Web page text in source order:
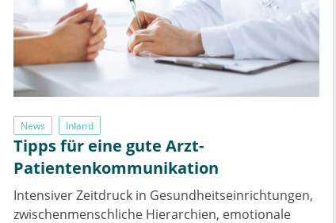
News Inland
Tipps für eine gute Arzt-
Patientenkommunikation
Intensiver Zeitdruck in Gesundheitseinrichtungen,
zwischenmenschliche Hierarchien, emotionale